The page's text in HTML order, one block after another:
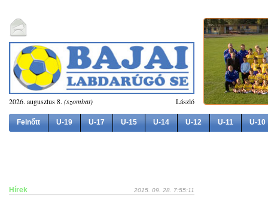
2026. augusztus 8. (szombat) László
Felnőtt U-19 U-17 U-15 U-14 U-12 U-11 U-10
Hírek 2015. 09. 28. 7:55:11